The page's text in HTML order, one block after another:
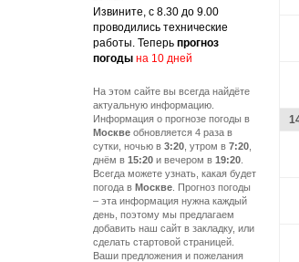
Извините, с 8.30 до 9.00
проводились технические
работы. Теперь прогноз
погоды на 10 дней
На этом сайте вы всегда найдёте
актуальную информацию.
Информация о прогнозе погоды в
Москве обновляется 4 раза в
сутки, ночью в 3:20 , утром в 7:20
днём в 15:20 и вечером в 19:20
Всегда можете узнать, какая будет
погода в Москве . Прогноз погоды
– эта информация нужна каждый
день, поэтому мы предлагаем
добавить наш сайт в закладку, или
сделать стартовой страницей.
Ваши предложения и пожелания